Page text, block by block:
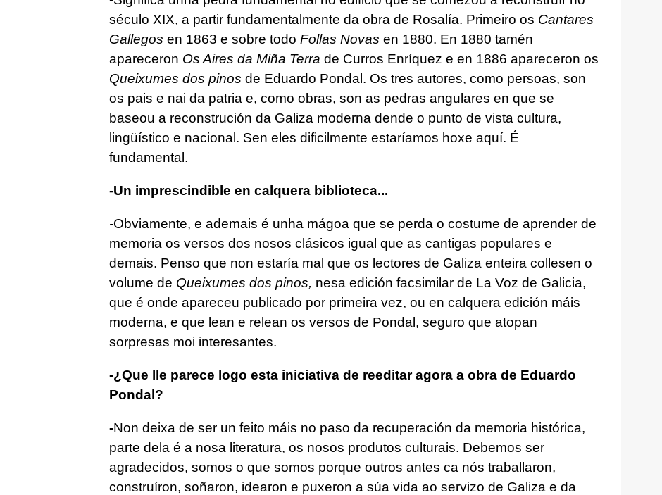
século XIX, a partir fundamentalmente da obra de Rosalía. Primeiro os Cantares
Gallegos en 1863 e sobre todo Follas Novas en 1880. En 1880 tamén
apareceron Os Aires da Miña Terra de Curros Enríquez e en 1886 apareceron os
Queixumes dos pinos de Eduardo Pondal. Os tres autores, como persoas, son
os pais e nai da patria e, como obras, son as pedras angulares en que se
baseou a reconstrución da Galiza moderna dende o punto de vista cultura,
lingüístico e nacional. Sen eles dificilmente estaríamos hoxe aquí. É
fundamental.
-Un imprescindible en calquera biblioteca...
-Obviamente, e ademais é unha mágoa que se perda o costume de aprender de
memoria os versos dos nosos clásicos igual que as cantigas populares e
demais. Penso que non estaría mal que os lectores de Galiza enteira collesen o
volume de Queixumes dos pinos, nesa edición facsimilar de La Voz de Galicia,
que é onde apareceu publicado por primeira vez, ou en calquera edición máis
moderna, e que lean e relean os versos de Pondal, seguro que atopan
sorpresas moi interesantes.
-¿Que lle parece logo esta iniciativa de reeditar agora a obra de Eduardo
Pondal?
-Non deixa de ser un feito máis no paso da recuperación da memoria histórica,
parte dela é a nosa literatura, os nosos produtos culturais. Debemos ser
agradecidos, somos o que somos porque outros antes ca nós traballaron,
construíron, soñaron, idearon e puxeron a súa vida ao servizo de Galiza e da